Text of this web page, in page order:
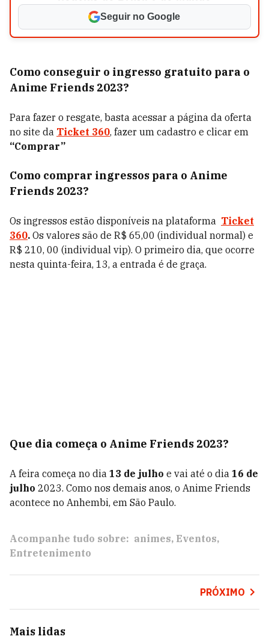
Seguir no Google
Como conseguir o ingresso gratuito para o
Anime Friends 2023?
Para fazer o resgate, basta acessar a página da oferta
no site da Ticket 360, fazer um cadastro e clicar em
“Comprar”
Como comprar ingressos para o Anime
Friends 2023?
Os ingressos estão disponíveis na plataforma Ticket
360. Os valores são de R$ 65,00 (individual normal) e
R$ 210, 00 (individual vip). O primeiro dia, que ocorre
nesta quinta-feira, 13, a entrada é de graça.
Que dia começa o Anime Friends 2023?
A feira começa no dia 13 de julho e vai até o dia 16 de
julho 2023. Como nos demais anos, o Anime Friends
acontece no Anhembi, em São Paulo.
Acompanhe tudo sobre: animes Eventos
Entretenimento
PRÓXIMO
Mais lidas